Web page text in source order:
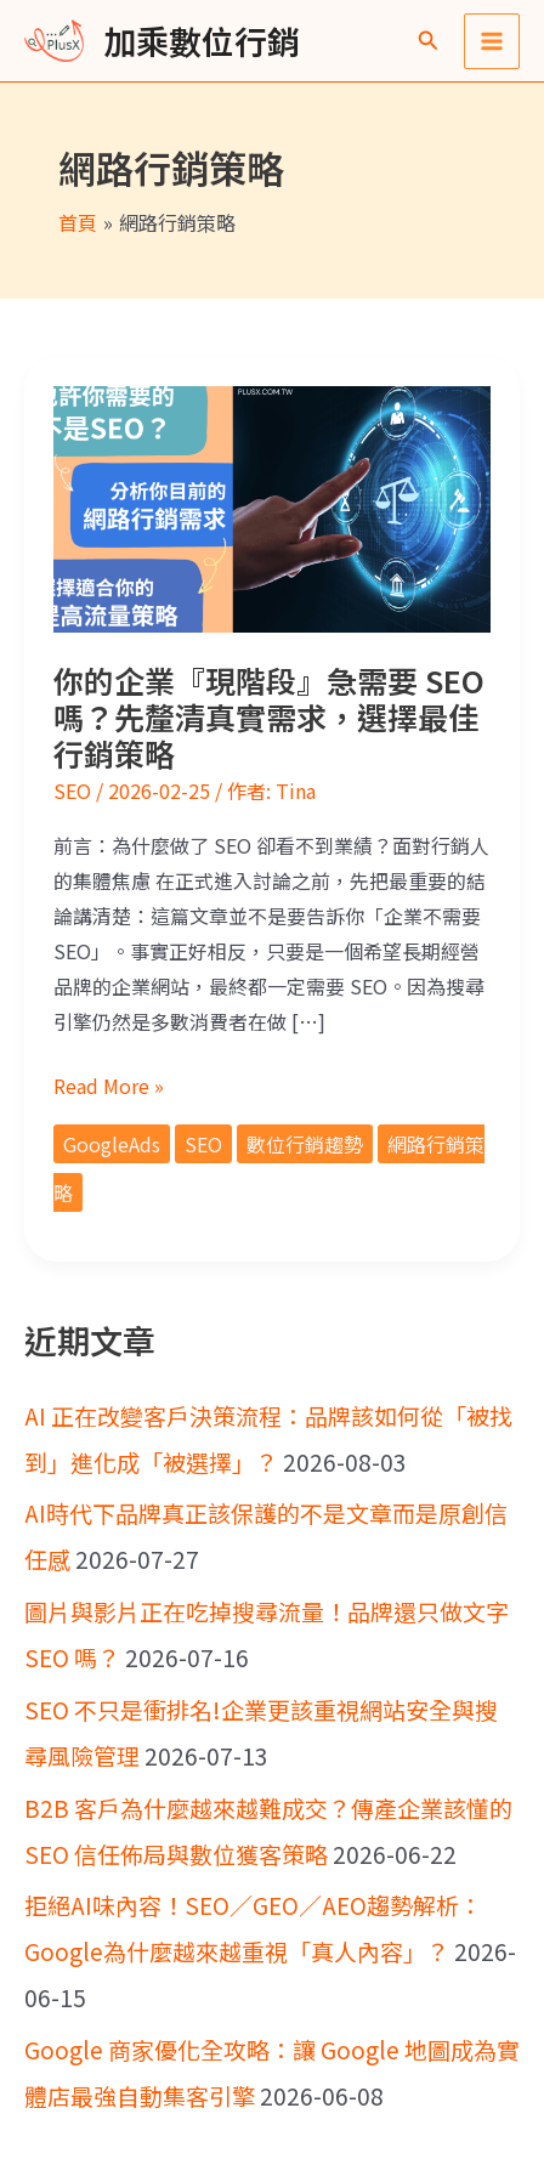
主
加乘數位行銷
Main
網路行銷策略
首頁 網路行銷策略
你的企業『現階段』急需要 SEO
嗎？先釐清真實需求，選擇最佳
行銷策略
SEO / 2026-02-25 / 作者: Tina
前言：為什麼做了 SEO 卻看不到業績？面對行銷人
的集體焦慮 在正式進入討論之前，先把最重要的結
論講清楚：這篇文章並不是要告訴你「企業不需要
SEO」。事實正好相反，只要是一個希望長期經營
品牌的企業網站，最終都一定需要 SEO。因為搜尋
引擎仍然是多數消費者在做 […]
你的企業『現階段』急需要 SEO 嗎？先釐清真實需求，選擇最佳行銷策略
Read More »
GoogleAds
SEO 數位行銷趨勢
網路行銷策
略
近期文章
AI 正在改變客戶決策流程：品牌該如何從「被找
到」進化成「被選擇」？ 2026-08-03
AI時代下品牌真正該保護的不是文章而是原創信
任感2026-07-27
圖片與影片正在吃掉搜尋流量！品牌還只做文字
SEO 嗎？ 2026-07-16
SEO 不只是衝排名!企業更該重視網站安全與搜
尋風險管理 2026-07-13
B2B 客戶為什麼越來越難成交？傳產企業該懂的
SEO 信任佈局與數位獲客策略2026-06-22
拒絕AI味內容！SEO／GEO／AEO趨勢解析：
Google為什麼越來越重視「真人內容」？ 2026-
06-15
Google 商家優化全攻略：讓 Google 地圖成為實
體店最強自動集客引擎2026-06-08
彙